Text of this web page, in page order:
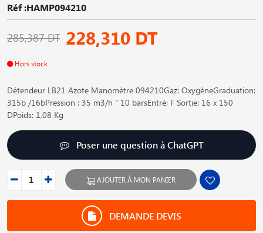
Réf :HAMP094210
285,387 DT 228,310 DT
Hors stock
Détendeur LB21 Azote Manomètre 094210Gaz: OxygèneGraduation:
315b /16bPression : 35 m3/h " 10 barsEntré: F Sortie: 16 x 150
DPoids: 1,08 Kg
Poser une question à ChatGPT
AJOUTER À MON PANIER
DEMANDE DEVIS